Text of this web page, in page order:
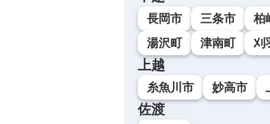
長岡市 三条市 柏
湯沢町
津南町 刈
上越
糸魚川市 妙高市
佐渡